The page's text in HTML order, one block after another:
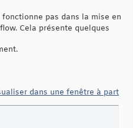
fonctionne pas dans la mise en
Cela présente quelques
dans une fenêtre à part